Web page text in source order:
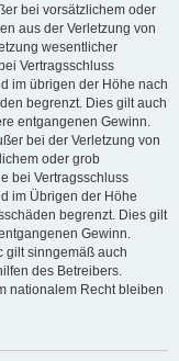
bei vorsätzlichem oder
aus der Verletzung von
wesentlicher
Vertragsschluss
im übrigen der Höhe nach
begrenzt. Dies gilt auch
entgangenen Gewinn.
bei der Verletzung von
oder grob
bei Vertragsschluss
im Übrigen der Höhe
begrenzt. Dies gilt
Gewinn.
gilt sinngemäß auch
des Betreibers.
nationalem Recht bleiben